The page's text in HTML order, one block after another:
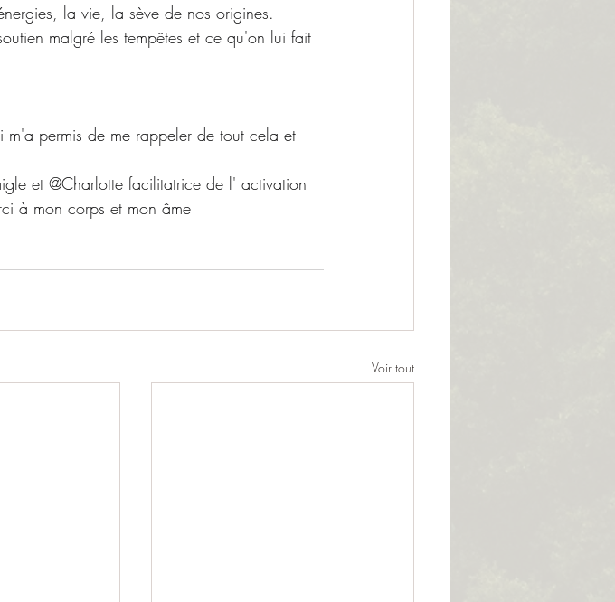
la vie, la sève de nos origines.
malgré les tempêtes et ce qu'on lui fait
permis de me rappeler de tout cela et
et @Charlotte facilitatrice de l' activation
à mon corps et mon âme
Voir tout